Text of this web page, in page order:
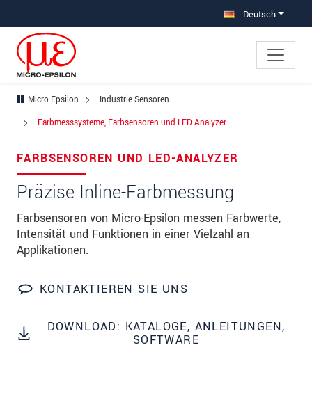
Deutsch
Micro-Epsilon
Industrie-Sensoren
Farbmesssysteme, Farbsensoren und LED Analyzer
FARBSENSOREN UND LED-ANALYZER
Präzise Inline-Farbmessung
Farbsensoren von Micro-Epsilon messen Farbwerte,
Intensität und Funktionen in einer Vielzahl an
Applikationen.
KONTAKTIEREN SIE UNS
DOWNLOAD: KATALOGE, ANLEITUNGEN,
SOFTWARE
Farbsensoren und LED Analyzer
Anrede*
Vorname*
Name*
Firma*